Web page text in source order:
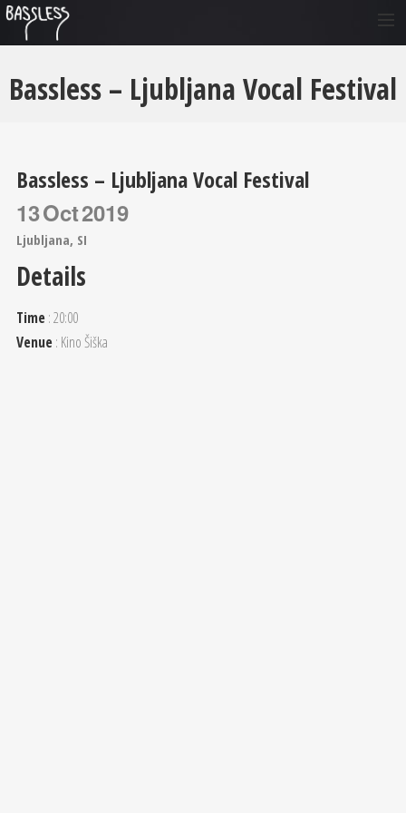
GLASBA
VIDEO
KONTAKT
EN
Bassless – Ljubljana Vocal Festival
Bassless – Ljubljana Vocal Festival
13Oct2019
Ljubljana, SI
Details
Time: 20:00
Venue: Kino Šiška